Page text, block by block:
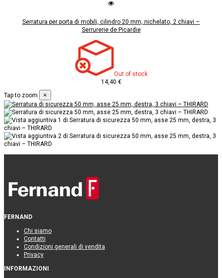
Serratura per porta di mobili, cilindro 20 mm, nichelato, 2 chiavi –
Serrurerie de Picardie
Out of stock
14,40 €
Tap to zoom
×
FERNAND
Chi siamo
Contatti
Condizioni generali di vendita
Privacy
INFORMAZIONI